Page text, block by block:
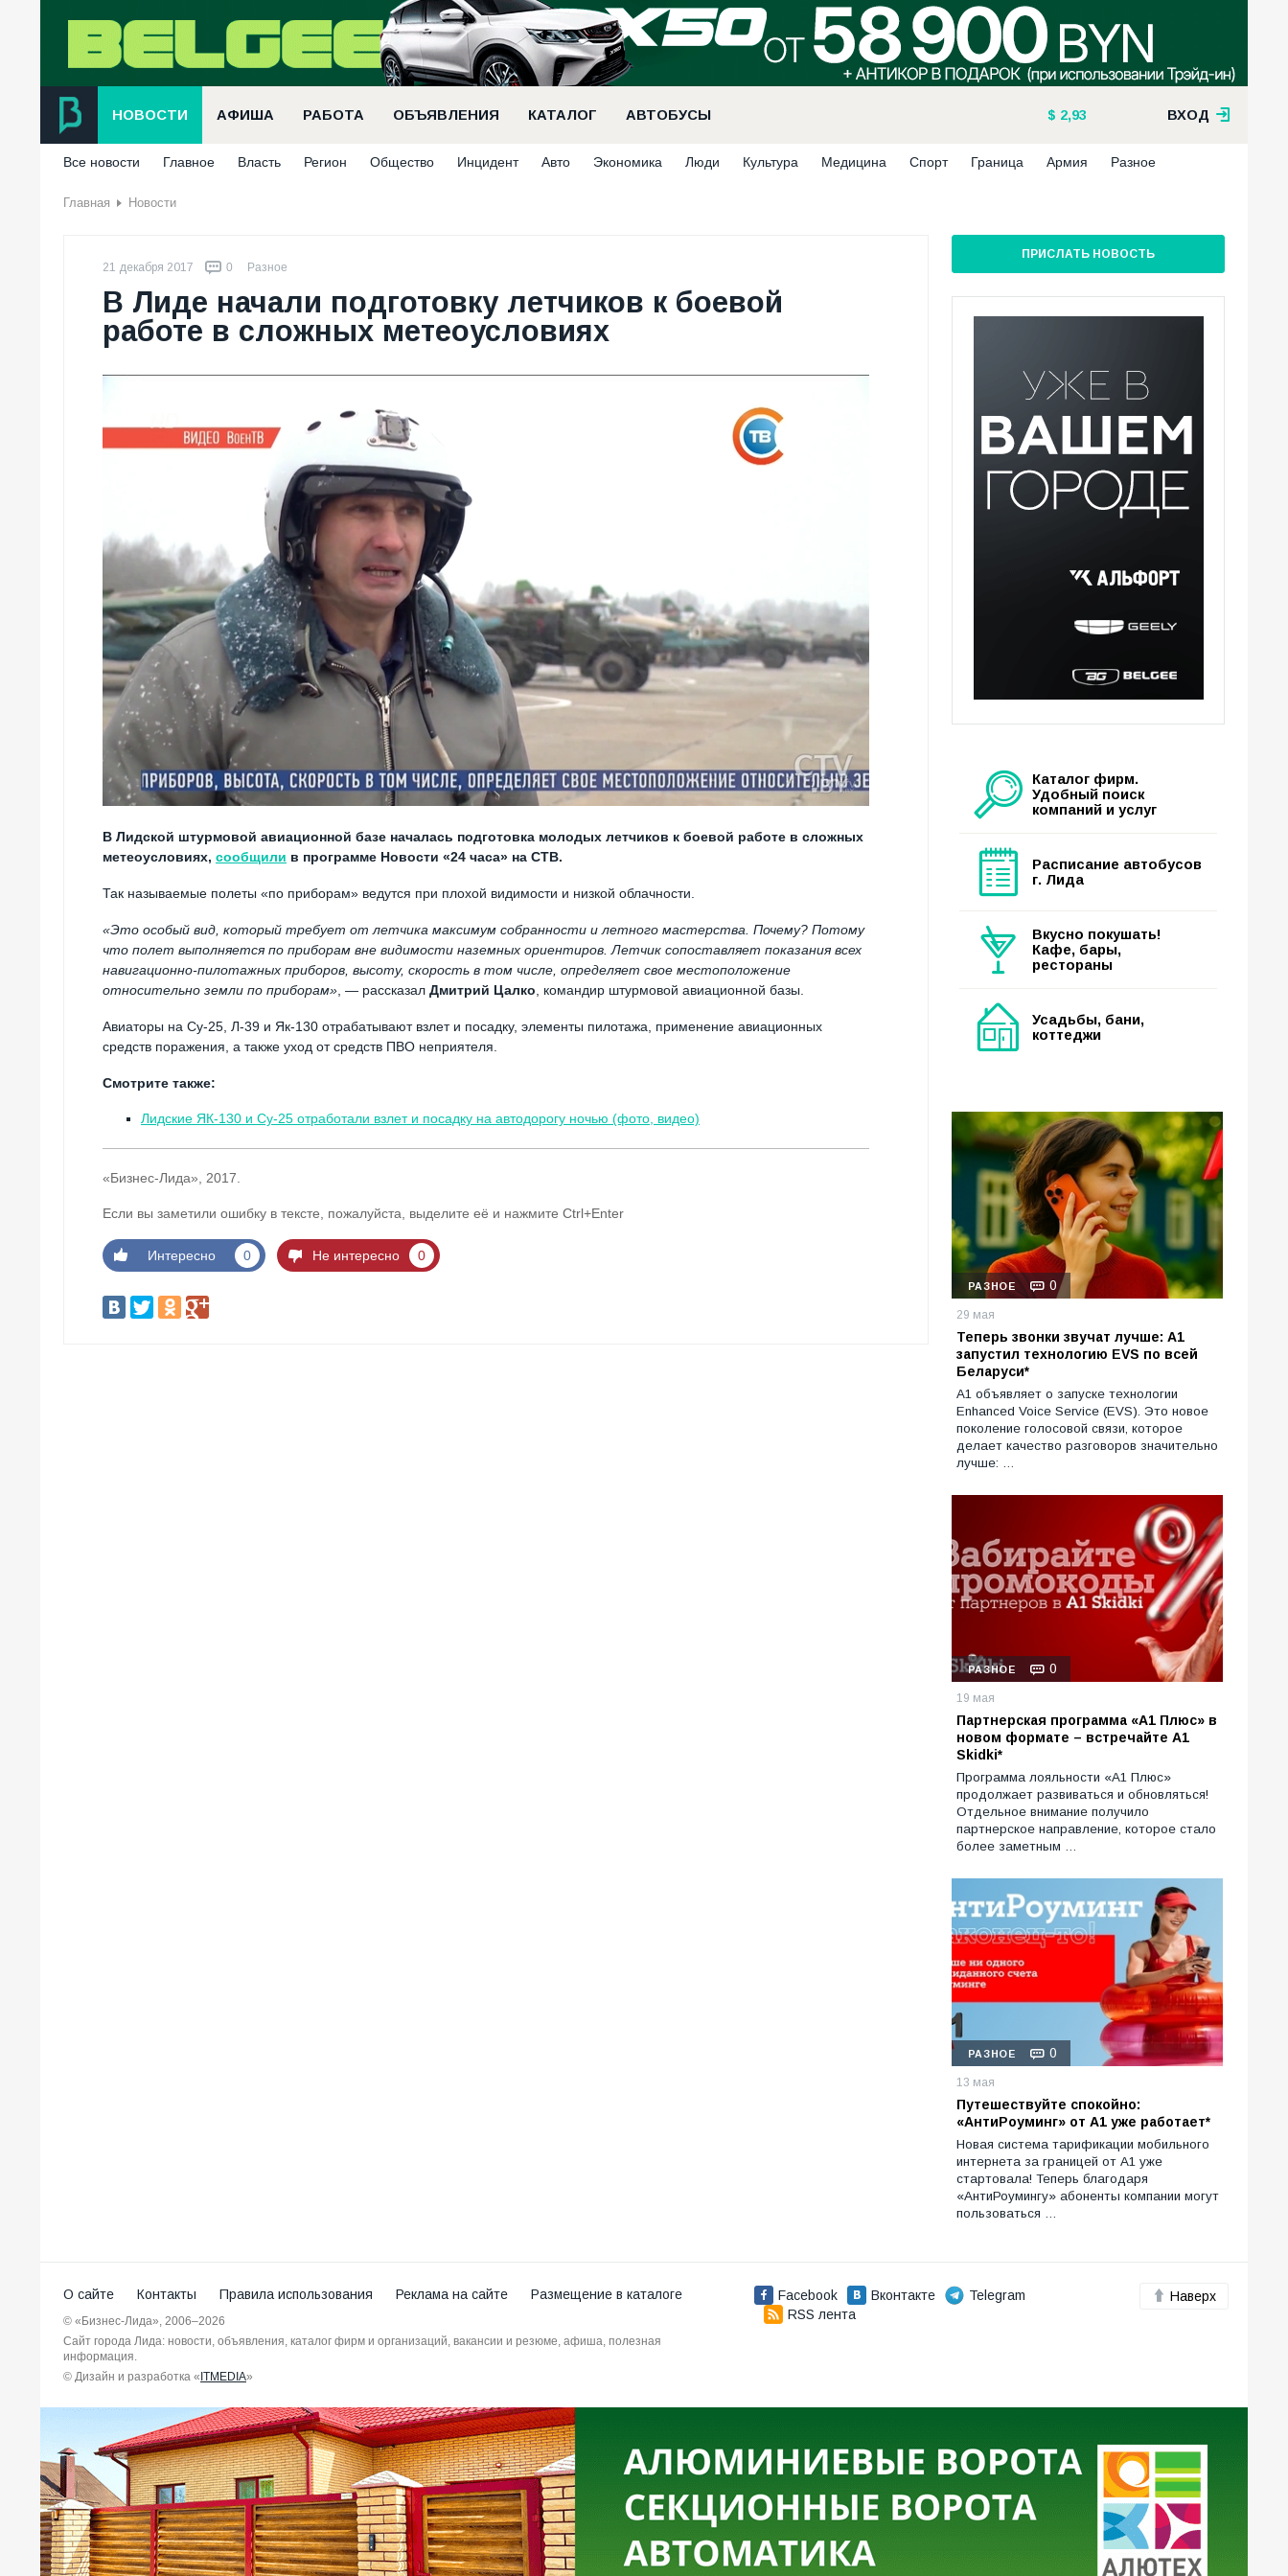
НОВОСТИ АФИША РАБОТА ОБЪЯВЛЕНИЯ КАТАЛОГ АВТОБУСЫ 2,93 ВХОД
Все новости Главное Власть Регион Общество Инцидент Авто Экономика Люди Культура Медицина Спорт Граница Армия Разное
Главная Новости
21 декабря 2017 0 Разное
В Лиде начали подготовку летчиков к боевой
работе в сложных метеоусловиях
В Лидской штурмовой авиационной базе началась подготовка молодых летчиков к боевой работе в сложных
метеоусловиях, сообщили в программе Новости «24 часа» на СТВ.
Так называемые полеты «по приборам» ведутся при плохой видимости и низкой облачности.
«Это особый вид, который требует от летчика максимум собранности и летного мастерства. Почему? Потому
что полет выполняется по приборам вне видимости наземных ориентиров. Летчик сопоставляет показания всех
навигационно-пилотажных приборов, высоту, скорость в том числе, определяет свое местоположение
относительно земли по приборам» , — рассказал Дмитрий Цалко , командир штурмовой авиационной базы.
Авиаторы на Су-25, Л-39 и Як-130 отрабатывают взлет и посадку, элементы пилотажа, применение авиационных
средств поражения, а также уход от средств ПВО неприятеля.
Смотрите также:
Лидские ЯК-130 и Су-25 отработали взлет и посадку на автодорогу ночью (фото, видео)
«Бизнес-Лида», 2017.
Если вы заметили ошибку в тексте, пожалуйста, выделите её и нажмите Ctrl+Enter
Интересно 0 Не интересно 0
ПРИСЛАТЬ НОВОСТЬ
Каталог фирм.
Удобный поиск
компаний и услуг
Расписание автобусов
г. Лида
Вкусно покушать!
Кафе, бары,
рестораны
Усадьбы, бани,
коттеджи
РАЗНОЕ 0
29 мая
Теперь звонки звучат лучше: А1
запустил технологию EVS по всей
Беларуси*
А1 объявляет о запуске технологии
Enhanced Voice Service (EVS). Это новое
поколение голосовой связи, которое
делает качество разговоров значительно
лучше: …
РАЗНОЕ 0
19 мая
Партнерская программа «А1 Плюс» в
новом формате – встречайте A1
Skidki*
Программа лояльности «A1 Плюс»
продолжает развиваться и обновляться!
Отдельное внимание получило
партнерское направление, которое стало
более заметным …
РАЗНОЕ 0
13 мая
Путешествуйте спокойно:
«АнтиРоуминг» от A1 уже работает*
Новая система тарификации мобильного
интернета за границей от А1 уже
стартовала! Теперь благодаря
«АнтиРоумингу» абоненты компании могут
пользоваться …
О сайте Контакты Правила использования Реклама на сайте Размещение в каталоге
© «Бизнес-Лида», 2006–2026
Сайт города Лида: новости, объявления, каталог фирм и организаций, вакансии и резюме, афиша, полезная
информация.
© Дизайн и разработка « ITMEDIA»
Facebook Вконтакте
Telegram
RSS лента
Наверх